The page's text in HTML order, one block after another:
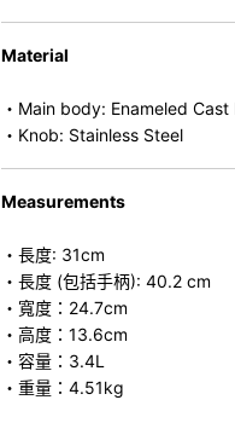
Material
・Main body: Enameled Cast
・Knob: Stainless Steel
Measurements
・長度: 31cm
・長度 (包括手柄): 40.2 cm
・寬度：24.7cm
・高度：13.6cm
・容量：3.4L
・重量：4.51kg